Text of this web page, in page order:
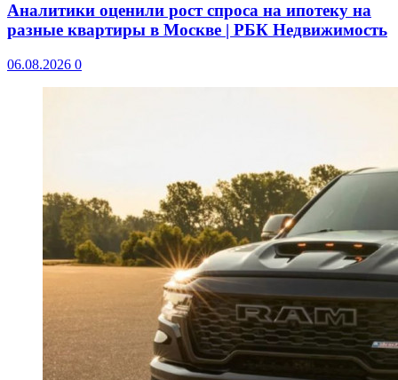
Аналитики оценили рост спроса на ипотеку на
разные квартиры в Москве | РБК Недвижимость
06.08.2026 0